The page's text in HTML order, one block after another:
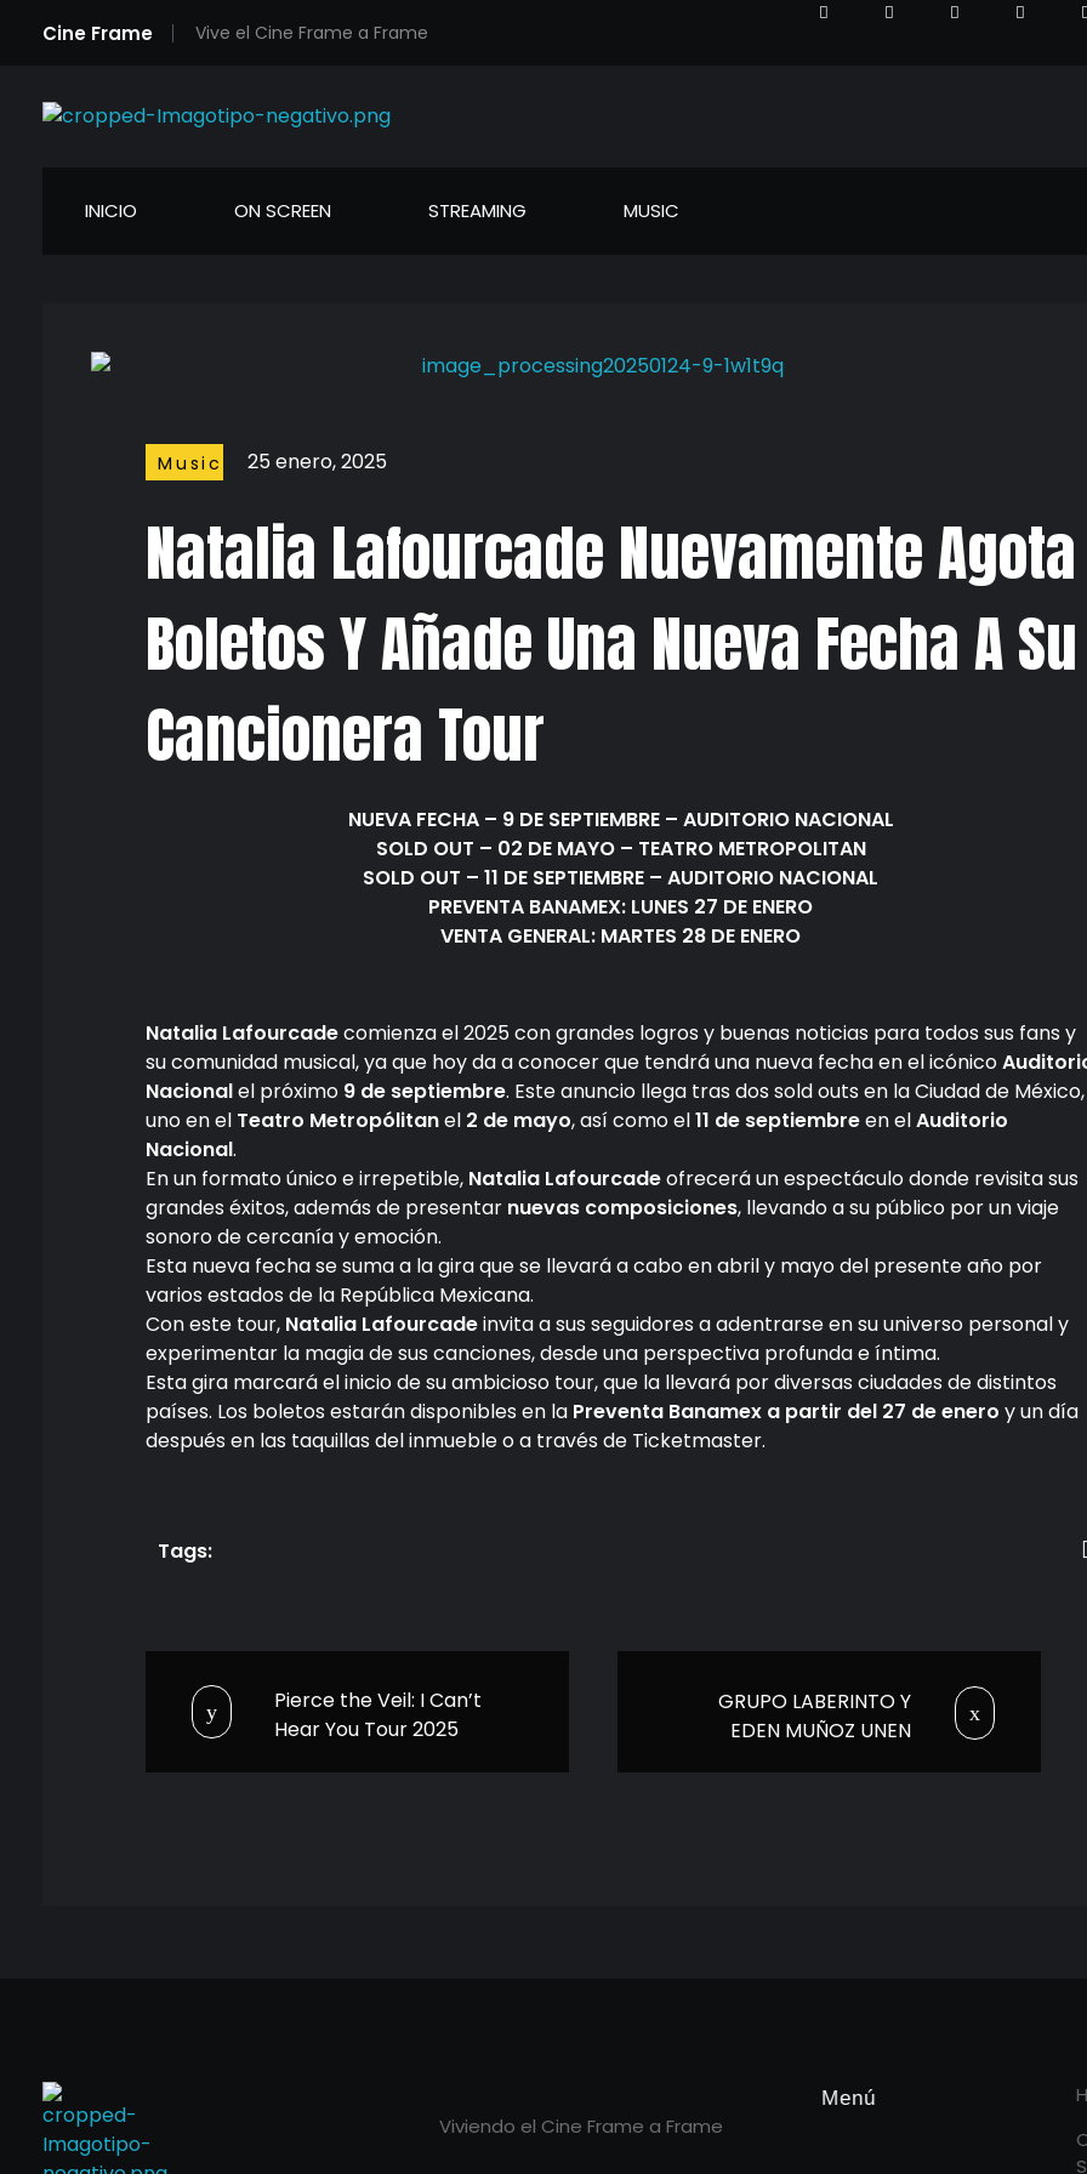
Cine Frame Vive el Cine Frame a Frame
INICIO ON SCREEN STREAMING MUSIC
Natalia Lafourcade Nuevamente Agota
Boletos Y Añade Una Nueva Fecha A Su
Cancionera Tour
25 enero, 2025
Music
NUEVA FECHA – 9 DE SEPTIEMBRE – AUDITORIO NACIONAL
SOLD OUT – 02 DE MAYO – TEATRO METROPOLITAN
SOLD OUT – 11 DE SEPTIEMBRE – AUDITORIO NACIONAL
PREVENTA BANAMEX: LUNES 27 DE ENERO
VENTA GENERAL: MARTES 28 DE ENERO
Natalia Lafourcadecomienza el 2025 con grandes logros y buenas noticias para todos sus fans y
su comunidad musical, ya que hoy da a conocer que tendrá una nueva fecha en el icónico
Nacionalel próximo 9 de septiembre. Este anuncio llega tras dos sold outs en la Ciudad de México,
uno en el Teatro Metropólitanel 2 de mayo, así como el11 de septiembreen elAuditorio
Nacional.
En un formato único e irrepetible, Natalia Lafourcadeofrecerá un espectáculo donde revisita sus
grandes éxitos, además de presentar nuevas composiciones, llevando a su público por un viaje
sonoro de cercanía y emoción.
Esta nueva fecha se suma a la gira que se llevará a cabo en abril y mayo del presente año por
varios estados de la República Mexicana.
Con este tour, Natalia Lafourcadeinvita a sus seguidores a adentrarse en su universo personal y
experimentar la magia de sus canciones, desde una perspectiva profunda e íntima.
Esta gira marcará el inicio de su ambicioso tour, que la llevará por diversas ciudades de distintos
países. Los boletos estarán disponibles en la Preventa Banamex a partir del 27 de enero y un día
después en las taquillas del inmueble o a través de Ticketmaster.
Tags:
Pierce the Veil: I Can’t
Hear You Tour 2025
GRUPO LABERINTO Y
EDEN MUÑOZ UNEN
Viviendo el Cine Frame a Frame
Menú